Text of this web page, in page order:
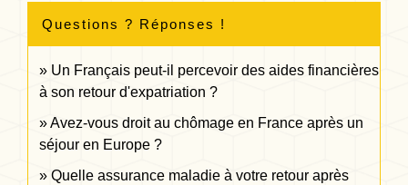
Questions ? Réponses !
Un Français peut-il percevoir des aides financières
à son retour d'expatriation ?
Avez-vous droit au chômage en France après un
séjour en Europe ?
Quelle assurance maladie à votre retour après